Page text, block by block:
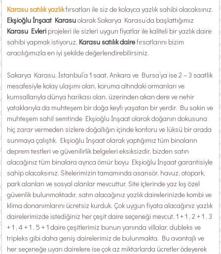
Karasu satılık yazlıkfırsatları ile siz de kolayca yazlık sahibi olacaksınız.
Ekşioğlu İnşaat Karasuolarak Sakarya Karasu’da başlattığımız
Karasu Evleri projeleri ile sizleri uygun fiyatlar ile kaliteli bir yazlık daire
sahibi yapmak istiyoruz. Karasu satılık dairefırsatlarını bizim
aracılığımızla en iyi şekilde değerlendirebilirsiniz.
Sakarya Karasu, İstanbul’a 1 saat, Ankara ve Bursa’ya ise 2 – 3 saatlik
mesafesiyle kolay ulaşımı olan, koruma altındaki ormanları ve
kumsallarıyla dünya harikası olan, üzerinden akan dere ve nehir
yataklarıyla da muhteşem bir doğa keyfi yaşatan bir yerdir. Bu sakin ve
muhteşem sahil semtinde Ekşioğlu İnşaat olarak doğanın dokusuna
hiç zarar vermeden sizlere doğallığın içinde konforu ve lüksü bir arada
sunmaya çalıştık. Ekşioğlu İnşaat olarak yaptığımız tüm binaların
deprem testleri ve güvenilirlik belgeleri eksiksizdir, bizden satın
alacağınız tüm binalara ayrıca ömür boyu Ekşioğlu İnşaat garantisiyle
sahip olacaksınız. Sitelerimizin tamamında asansör, havuz, otopark,
park alanları ve sosyal alanlar mevcuttur. Site içlerinde yaz kış özel
güvenlik bulunmaktadır, satın alacağınız yazlık dairelerinizde kombi ve
klima donanımlarını ücretsiz kurduk. Çok uygun fiyata alacağınız yazlık
dairelerimizde istediğiniz her çeşit daire seçeneği mevcut, 1 + 1 , 2 + 1 , 3
+ 1 , 4 + 1 , 5 + 1 daire çeşitlerimiz bunun yanında villalar, dubleks ve
tripleks gibi daha geniş dairelerimiz de bulunmakta. Bu avantajlı ve
her seçeneğe uyan dairelere ise çok az miktarlarda ücretler ödeyerek